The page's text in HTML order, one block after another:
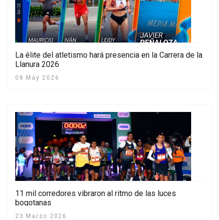
La élite del atletismo hará presencia en la Carrera de la
Llanura 2026
08 May 2026
11 mil corredores vibraron al ritmo de las luces
bogotanas
23 Marzo 2026